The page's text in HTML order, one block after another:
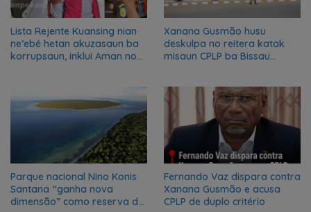
Lista Rejente Kuansing nian
ne’ebé hetan akuzasaun ba
korrupsaun, inklui Aman no
Xanana Gusmão husu
deskulpa no reitera katak
misaun CPLP ba Bissau
Parque nacional Nino Konis
Santana “ganha nova
dimensão” como reserva da
Fernando Vaz dispara contra
Xanana Gusmão e acusa
CPLP de duplo critério